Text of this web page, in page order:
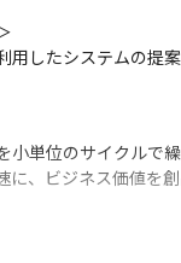
用したシステムの提
小単位のサイクルで
、ビジネス価値を創